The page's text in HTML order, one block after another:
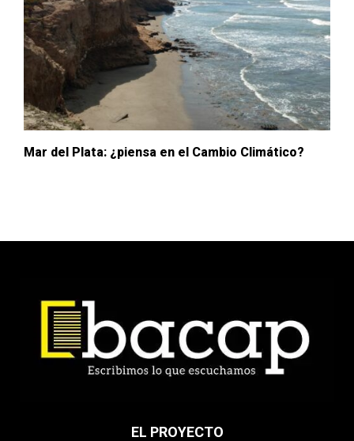
Mar del Plata: ¿piensa en el Cambio Climático?
EL PROYECTO